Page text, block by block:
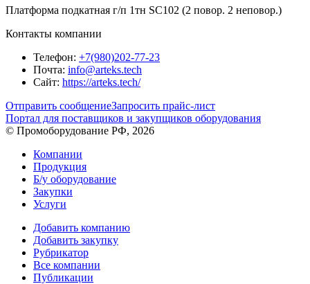
Платформа подкатная г/п 1тн SC102 (2 повор. 2 неповор.)
Контакты компании
Телефон: +7(980)202-77-23
Почта: info@arteks.tech
Сайт: https://arteks.tech/
Отправить сообщениеЗапросить прайс-лист
Портал для поставщиков и закупщиков оборудования
© Промоборудование РФ, 2026
Компании
Продукция
Б/у оборудование
Закупки
Услуги
Добавить компанию
Добавить закупку
Рубрикатор
Все компании
Публикации